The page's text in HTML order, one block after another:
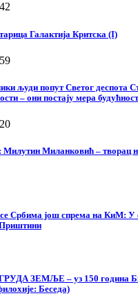
Галактија Критска (I)
људи попут Светог деспота
– они постају мера
Миланковић – творац
Србима још спрема на КиМ: У
Приштини
ЗЕМЉЕ – уз 150 година
Беседа)